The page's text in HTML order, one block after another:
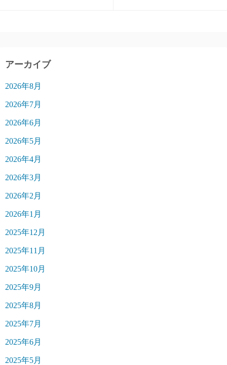
アーカイブ
2026年8月
2026年7月
2026年6月
2026年5月
2026年4月
2026年3月
2026年2月
2026年1月
2025年12月
2025年11月
2025年10月
2025年9月
2025年8月
2025年7月
2025年6月
2025年5月